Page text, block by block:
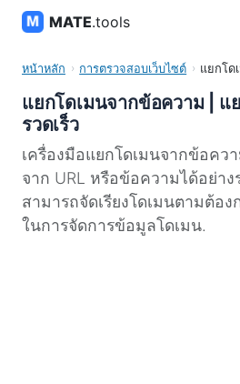
MATE.tools
หน้าหลัก การตรวจสอบเว็บไซต์ แยกโด
แยกโดเมนจากข้อความ | แ
รวดเร็ว
เครื่องมือแยกโดเมนจากข้อคว
จาก URL หรือข้อความได้อย่าง
สามารถจัดเรียงโดเมนตามต้อ
ในการจัดการข้อมูลโดเมน.